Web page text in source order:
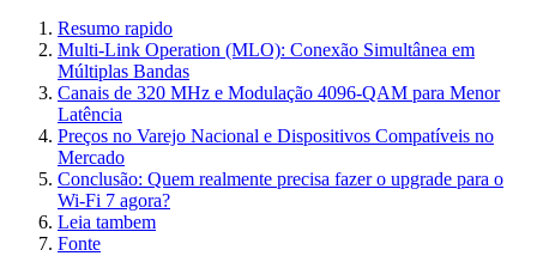
Resumo rapido
Multi-Link Operation (MLO): Conexão Simultânea em
Múltiplas Bandas
Canais de 320 MHz e Modulação 4096-QAM para Menor
Latência
Preços no Varejo Nacional e Dispositivos Compatíveis no
Mercado
Conclusão: Quem realmente precisa fazer o upgrade para o
Wi-Fi 7 agora?
Leia tambem
Fonte